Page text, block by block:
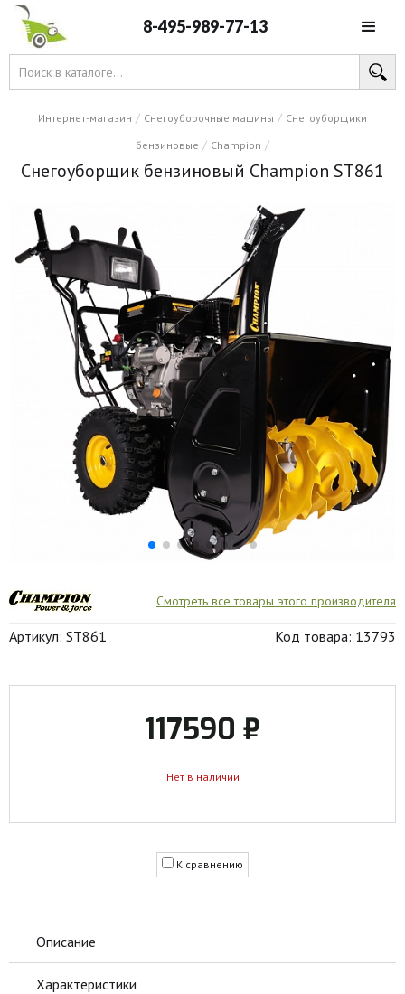
8-495-989-77-13
Интернет-магазин / Снегоуборочные машины / Снегоуборщики
бензиновые / Champion /
Снегоуборщик бензиновый Champion ST861
Смотреть все товары этого производителя
Артикул: ST861 Код товара: 13793
117590 ₽
Нет в наличии
К сравнению
Описание
Характеристики